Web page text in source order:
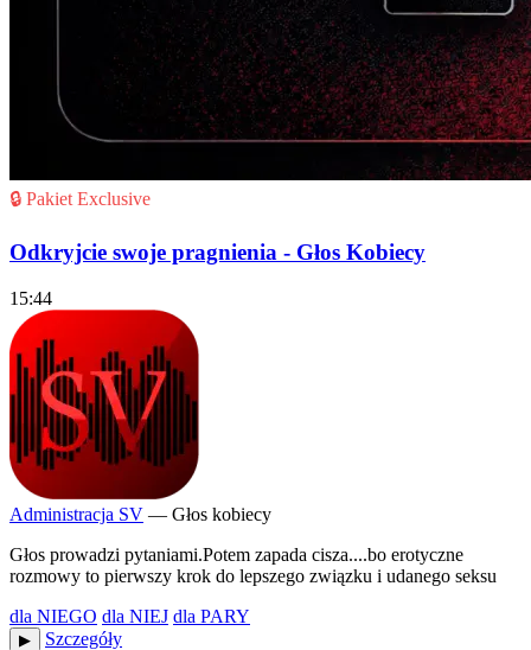
🔒 Pakiet Exclusive
Odkryjcie swoje pragnienia - Głos Kobiecy
15:44
Administracja SV — Głos kobiecy
Głos prowadzi pytaniami.Potem zapada cisza....bo erotyczne
rozmowy to pierwszy krok do lepszego związku i udanego seksu
dla NIEGO dla NIEJ dla PARY
▶︎ Szczegóły